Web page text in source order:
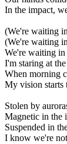
In the impact,
(We're waiting
(We're waiting
We're waiting in
I'm staring at
When morning
My vision starts
Stolen by
Magnetic in the
Suspended in
I know we're